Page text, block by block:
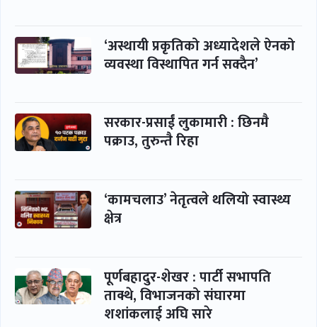
‘अस्थायी प्रकृतिको अध्यादेशले ऐनको
व्यवस्था विस्थापित गर्न सक्दैन’
सरकार-प्रसाईं लुकामारी : छिनमै
पक्राउ, तुरुन्तै रिहा
‘कामचलाउ’ नेतृत्वले थलियो स्वास्थ्य
क्षेत्र
पूर्णबहादुर-शेखर : पार्टी सभापति
ताक्थे, विभाजनको संघारमा
शशांकलाई अघि सारे